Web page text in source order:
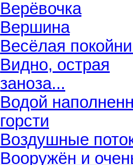
Верёвочка
Вершина
Весёлая
Видно, острая
заноза...
Водой
горсти
Воздушные
Вооружён и